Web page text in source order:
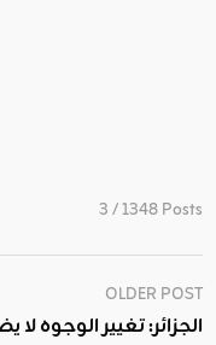
3 / 1348 Posts
OLDER POST
الجزائر: تغيير الوجوه